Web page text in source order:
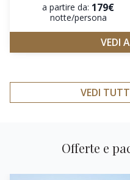
a partire da: 179€
notte/persona
VEDI
VEDI
Offerte e